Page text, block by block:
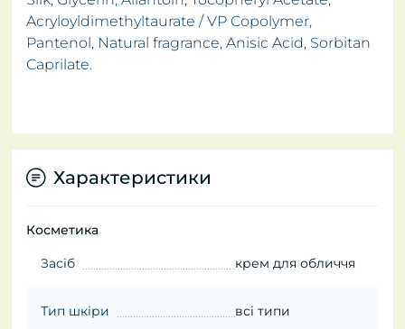
Acryloyldimethyltaurate / VP Copolymer,
Pantenol, Natural fragrance, Anisic Acid, Sorbitan
Caprilate.
Характеристики
Косметика
Засіб крем для обличчя
Тип шкіри всі типи